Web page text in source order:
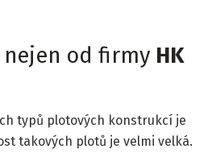
od firmy HK
typů plotových konstrukcí je
takových plotů je velmi velká.